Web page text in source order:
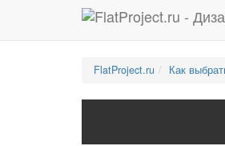
FlatProject.ru Как